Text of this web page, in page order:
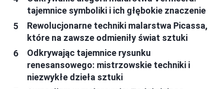
tajemnice symboliki i ich głębokie znaczenie
Rewolucjonarne techniki malarstwa Picassa,
które na zawsze odmieniły świat sztuki
Odkrywając tajemnice rysunku
renesansowego: mistrzowskie techniki i
niezwykłe dzieła sztuki